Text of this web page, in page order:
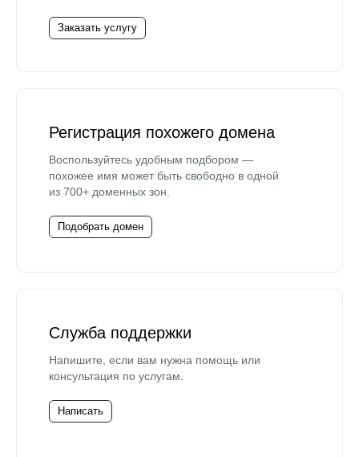
Заказать услугу
Регистрация похожего домена
Воспользуйтесь удобным подбором —
похожее имя может быть свободно в одной
из 700+ доменных зон.
Подобрать домен
Служба поддержки
Напишите, если вам нужна помощь или
консультация по услугам.
Написать